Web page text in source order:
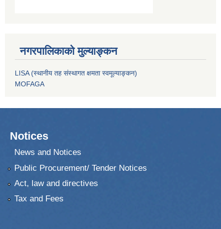
नगरपालिकाको मुल्याङ्कन
LISA (स्थानीय तह संस्थागत क्षमता स्वमूल्याङ्कन)
MOFAGA
Notices
News and Notices
Public Procurement/ Tender Notices
Act, law and directives
Tax and Fees